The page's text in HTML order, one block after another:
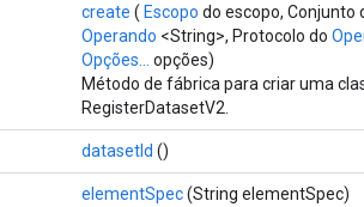
create ( Escopo do escopo, Conjunto
Operando <String>, Protocolo do
Opções...
opções)
Método de fábrica para criar uma
RegisterDatasetV2.
datasetId ()
elementSpec(String elementSpec)